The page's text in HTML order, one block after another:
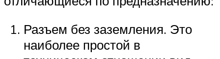
Разъем без заземления. Это
наиболее простой в